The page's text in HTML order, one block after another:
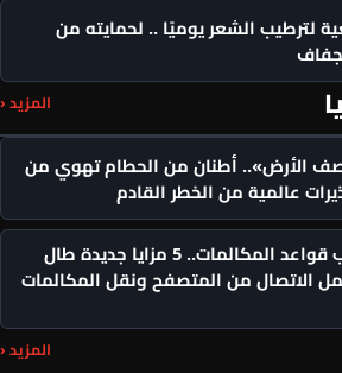
لترطيب الشعر يوميًا .. لحمايته من
المزيد ‹
الأرض».. أطنان من الحطام تهوي من
عالمية من الخطر القادم
واتساب يقلب قواعد المكالمات.. 5 مزايا جديدة طال
الاتصال من المتصفح ونقل المكالمات
المزيد ‹